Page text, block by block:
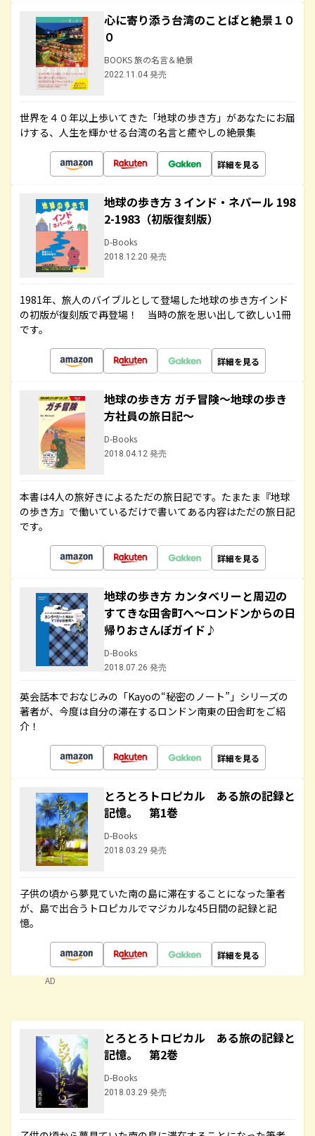
心に寄り添う台湾のことばと絶景１０
０
BOOKS 旅の名言＆絶景
2022.11.04 発売
世界を４０年以上歩いてきた「地球の歩き方」があなたにお届
けする、人生を輝かせる台湾の名言と癒やしの絶景集
詳細を見る
地球の歩き方 3 インド・ネパール 198
2-1983（初版復刻版）
D-Books
2018.12.20 発売
1981年、旅人のバイブルとして登場した地球の歩き方インド
の初版が復刻版で再登場！ 当時の旅を思い出して欲しい1冊
です。
詳細を見る
地球の歩き方 ガチ冒険～地球の歩き
方社員の旅日記～
D-Books
2018.04.12 発売
本書は4人の旅好きによるただの旅日記です。たまたま『地球
の歩き方』で働いているだけで書いてある内容はただの旅日記
です。
詳細を見る
地球の歩き方 カンタベリーと周辺の
すてきな田舎町へ～ロンドンからの日
帰りおさんぽガイド♪
D-Books
2018.07.26 発売
英会話本でおなじみの「Kayoの“秘密のノート”」シリーズの
著者が、今度は自分の滞在するロンドン南東の田舎町をご紹
介！
詳細を見る
とろとろトロピカル ある旅の記録と
記憶。 第1巻
D-Books
2018.03.29 発売
子供の頃から夢見ていた南の島に滞在することになった筆者
が、島で出合うトロピカルでマジカルな45日間の記録と記
憶。
詳細を見る
AD
とろとろトロピカル ある旅の記録と
記憶。 第2巻
D-Books
2018.03.29 発売